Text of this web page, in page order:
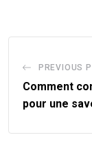
PREVIOUS
Comment
pour une